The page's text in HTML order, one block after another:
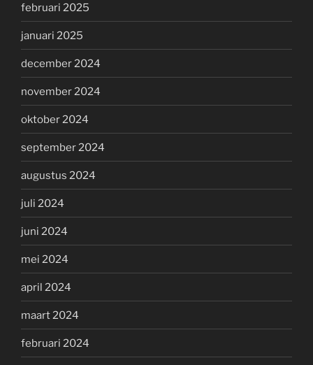
februari 2025
januari 2025
december 2024
november 2024
oktober 2024
september 2024
augustus 2024
juli 2024
juni 2024
mei 2024
april 2024
maart 2024
februari 2024